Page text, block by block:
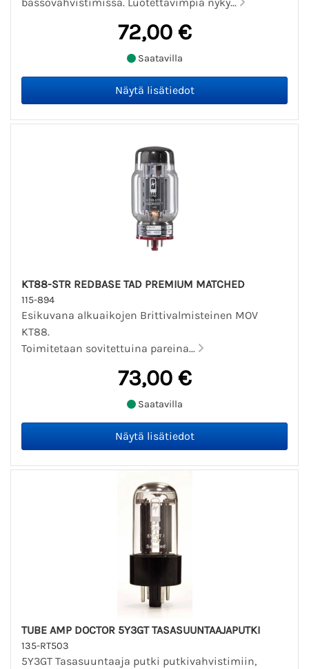
bassovahvistimissa. Luotettavimpia nyky...
72,00 €
Saatavilla
KT88-STR REDBASE TAD PREMIUM MATCHED
115-894
Esikuvana alkuaikojen Brittivalmisteinen MOV
KT88.
Toimitetaan sovitettuina pareina...
73,00 €
Saatavilla
TUBE AMP DOCTOR 5Y3GT TASASUUNTAAJAPUTKI
135-RT503
5Y3GT Tasasuuntaaja putki putkivahvistimiin,